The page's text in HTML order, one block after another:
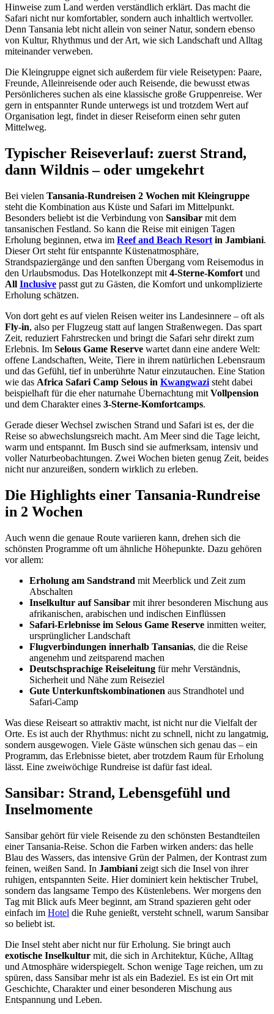
Hinweise zum Land werden verständlich erklärt. Das macht die
Safari nicht nur komfortabler, sondern auch inhaltlich wertvoller.
Denn Tansania lebt nicht allein von seiner Natur, sondern ebenso
von Kultur, Rhythmus und der Art, wie sich Landschaft und Alltag
miteinander verweben.
Die Kleingruppe eignet sich außerdem für viele Reisetypen: Paare,
Freunde, Alleinreisende oder auch Reisende, die bewusst etwas
Persönlicheres suchen als eine klassische große Gruppenreise. Wer
gern in entspannter Runde unterwegs ist und trotzdem Wert auf
Organisation legt, findet in dieser Reiseform einen sehr guten
Mittelweg.
Typischer Reiseverlauf: zuerst Strand,
dann Wildnis – oder umgekehrt
Bei vielen Tansania-Rundreisen 2 Wochen mit Kleingruppe
steht die Kombination aus Küste und Safari im Mittelpunkt.
Besonders beliebt ist die Verbindung von Sansibar mit dem
tansanischen Festland. So kann die Reise mit einigen Tagen
Erholung beginnen, etwa im Reef and Beach Resort in Jambiani.
Dieser Ort steht für entspannte Küstenatmosphäre,
Strandspaziergänge und den sanften Übergang vom Reisemodus in
den Urlaubsmodus. Das Hotelkonzept mit 4-Sterne-Komfort und
All Inclusive passt gut zu Gästen, die Komfort und unkomplizierte
Erholung schätzen.
Von dort geht es auf vielen Reisen weiter ins Landesinnere – oft als
Fly-in, also per Flugzeug statt auf langen Straßenwegen. Das spart
Zeit, reduziert Fahrstrecken und bringt die Safari sehr direkt zum
Erlebnis. Im Selous Game Reserve wartet dann eine andere Welt:
offene Landschaften, Weite, Tiere in ihrem natürlichen Lebensraum
und das Gefühl, tief in unberührte Natur einzutauchen. Eine Station
wie das Africa Safari Camp Selous in Kwangwazi steht dabei
beispielhaft für die eher naturnahe Übernachtung mit Vollpension
und dem Charakter eines 3-Sterne-Komfortcamps.
Gerade dieser Wechsel zwischen Strand und Safari ist es, der die
Reise so abwechslungsreich macht. Am Meer sind die Tage leicht,
warm und entspannt. Im Busch sind sie aufmerksam, intensiv und
voller Naturbeobachtungen. Zwei Wochen bieten genug Zeit, beides
nicht nur anzureißen, sondern wirklich zu erleben.
Die Highlights einer Tansania-Rundreise
in 2 Wochen
Auch wenn die genaue Route variieren kann, drehen sich die
schönsten Programme oft um ähnliche Höhepunkte. Dazu gehören
vor allem:
Erholung am Sandstrand mit Meerblick und Zeit zum
Abschalten
Inselkultur auf Sansibar mit ihrer besonderen Mischung aus
afrikanischen, arabischen und indischen Einflüssen
Safari-Erlebnisse im Selous Game Reserve inmitten weiter,
ursprünglicher Landschaft
Flugverbindungen innerhalb Tansanias, die die Reise
angenehm und zeitsparend machen
Deutschsprachige Reiseleitung für mehr Verständnis,
Sicherheit und Nähe zum Reiseziel
Gute Unterkunftskombinationen aus Strandhotel und
Safari-Camp
Was diese Reiseart so attraktiv macht, ist nicht nur die Vielfalt der
Orte. Es ist auch der Rhythmus: nicht zu schnell, nicht zu langatmig,
sondern ausgewogen. Viele Gäste wünschen sich genau das – ein
Programm, das Erlebnisse bietet, aber trotzdem Raum für Erholung
lässt. Eine zweiwöchige Rundreise ist dafür fast ideal.
Sansibar: Strand, Lebensgefühl und
Inselmomente
Sansibar gehört für viele Reisende zu den schönsten Bestandteilen
einer Tansania-Reise. Schon die Farben wirken anders: das helle
Blau des Wassers, das intensive Grün der Palmen, der Kontrast zum
feinen, weißen Sand. In Jambiani zeigt sich die Insel von ihrer
ruhigen, entspannten Seite. Hier dominiert kein hektischer Trubel,
sondern das langsame Tempo des Küstenlebens. Wer morgens den
Tag mit Blick aufs Meer beginnt, am Strand spazieren geht oder
einfach im Hotel die Ruhe genießt, versteht schnell, warum Sansibar
so beliebt ist.
Die Insel steht aber nicht nur für Erholung. Sie bringt auch
exotische Inselkultur mit, die sich in Architektur, Küche, Alltag
und Atmosphäre widerspiegelt. Schon wenige Tage reichen, um zu
spüren, dass Sansibar mehr ist als ein Badeziel. Es ist ein Ort mit
Geschichte, Charakter und einer besonderen Mischung aus
Entspannung und Leben.